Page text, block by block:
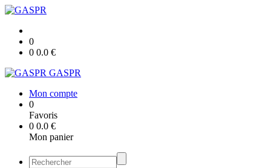
0
0 0.0 €
GASPR
Mon compte
0
Favoris
0 0.0 €
Mon panier